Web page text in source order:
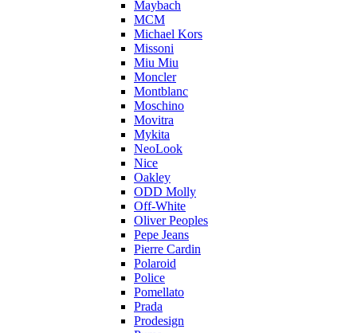
Maybach
MCM
Michael Kors
Missoni
Miu Miu
Moncler
Montblanc
Moschino
Movitra
Mykita
NeoLook
Nice
Oakley
ODD Molly
Off-White
Oliver Peoples
Pepe Jeans
Pierre Cardin
Polaroid
Police
Pomellato
Prada
Prodesign